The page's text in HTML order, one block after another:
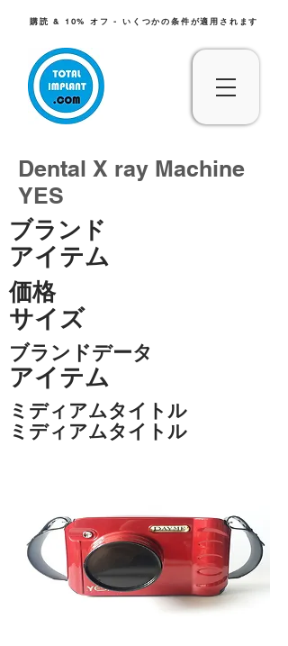
購読 & 10% オフ - いくつかの条件が適用されます
Dental X ray Machine
YES
ブランド
アイテム
価格
サイズ
ブランドデータ
アイテム
ミディアムタイトル
ミディアムタイトル